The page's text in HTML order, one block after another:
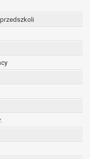
wniosła
danych
podstawą
i nie ma innej
są
być usunięte w
z obowiązku